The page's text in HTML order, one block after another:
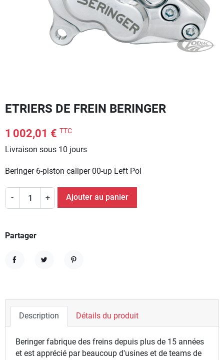
ETRIERS DE FREIN BERINGER
1 002,01 € TTC
Livraison sous 10 jours
Beringer 6-piston caliper 00-up Left Pol
- + Ajouter au panier
Partager
Description Détails du produit
Beringer fabrique des freins depuis plus de 15 années
et est apprécié par beaucoup d'usines et de teams de